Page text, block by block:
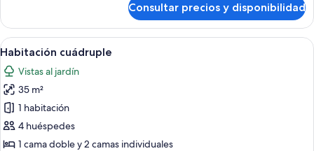
triple
Consultar precios y disponibilidad
Abrir
todas
las
fotos
de
Habitación
cuádruple
Una habitación de hotel con dos
5
Habitación cuádruple
Vistas al jardín
35 m²
1 habitación
4 huéspedes
1 cama doble y 2 camas individuales